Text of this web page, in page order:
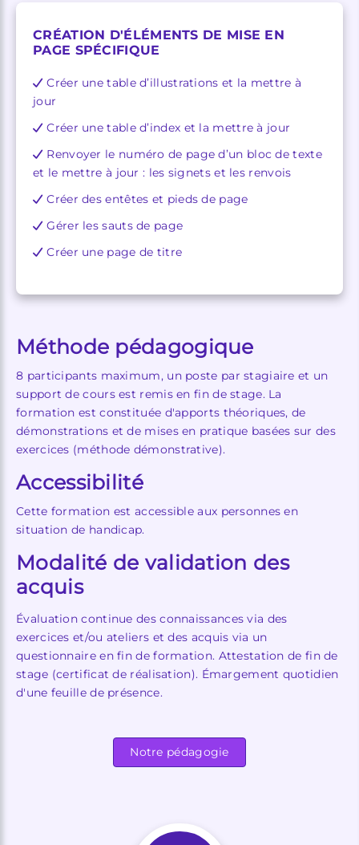
CRÉATION D'ÉLÉMENTS DE MISE EN
PAGE SPÉCIFIQUE
Créer une table d’illustrations et la mettre à
jour
Créer une table d’index et la mettre à jour
Renvoyer le numéro de page d’un bloc de texte
et le mettre à jour : les signets et les renvois
Créer des entêtes et pieds de page
Gérer les sauts de page
Créer une page de titre
Méthode pédagogique
8 participants maximum, un poste par stagiaire et un
support de cours est remis en fin de stage. La
formation est constituée d'apports théoriques, de
démonstrations et de mises en pratique basées sur des
exercices (méthode démonstrative).
Accessibilité
Cette formation est accessible aux personnes en
situation de handicap.
Modalité de validation des
acquis
Évaluation continue des connaissances via des
exercices et/ou ateliers et des acquis via un
questionnaire en fin de formation. Attestation de fin de
stage (certificat de réalisation). Émargement quotidien
d'une feuille de présence.
Notre pédagogie